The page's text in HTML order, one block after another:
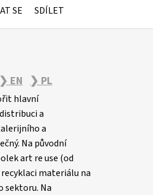
SE SDÍLET
❯ EN ❯ PL
hlavní
a
a
Na původní
art re use (od
materiálu na
sektoru. Na